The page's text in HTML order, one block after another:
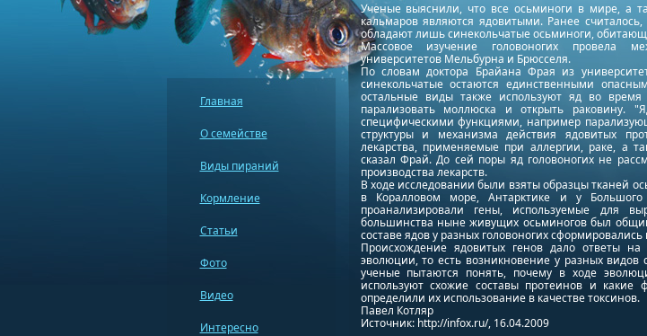
Ученые выяснили, что все осьминоги в мире, а
кальмаров являются ядовитыми. Ранее
обладают лишь синекольчатые осьминоги,
Массовое изучение головоногих провела
университетов Мельбурна и Брюсселя.
По словам доктора Брайана Фрая из
синекольчатые остаются единственными
остальные виды также используют яд во
парализовать моллюска и открыть раковину.
специфическими функциями, например
структуры и механизма действия ядовитых
лекарства, применяемые при аллергии, раке, а
сказал Фрай. До сей поры яд головоногих не
производства лекарств.
В ходе исследовании были взяты образцы тканей
в Коралловом море, Антарктике и у
проанализировали гены, используемые для
большинства ныне живущих осьминогов был
составе ядов у разных головоногих
Происхождение ядовитых генов дало ответы на
эволюции, то есть возникновение у разных видов
ученые пытаются понять, почему в ходе
используют схожие составы протеинов и какие
определили их использование в качестве токсинов.
Павел Котляр
Источник: http://infox.ru/, 16.04.2009
Главная
О семействе
Виды пираний
Кормление
Статьи
Фото
Видео
Интересно